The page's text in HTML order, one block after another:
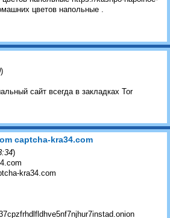
цветов напольные .
)
сайт всегда в закладках Tor
captcha-kra34.com
)
kra34.com